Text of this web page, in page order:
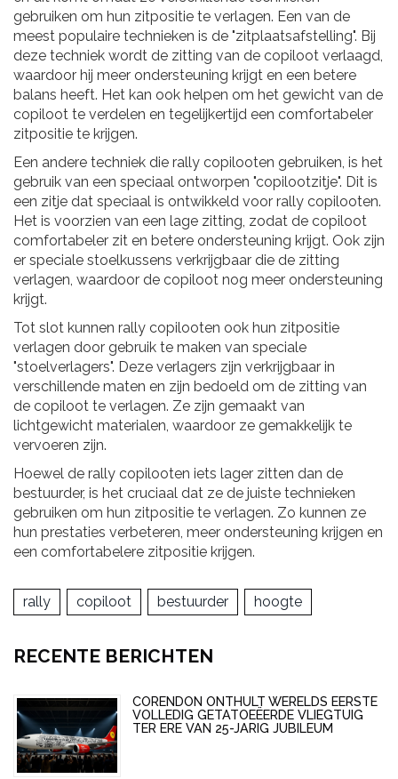
gebruiken om hun zitpositie te verlagen. Een van de
meest populaire technieken is de "zitplaatsafstelling". Bij
deze techniek wordt de zitting van de copiloot verlaagd,
waardoor hij meer ondersteuning krijgt en een betere
balans heeft. Het kan ook helpen om het gewicht van de
copiloot te verdelen en tegelijkertijd een comfortabeler
zitpositie te krijgen.
Een andere techniek die rally copilooten gebruiken, is het
gebruik van een speciaal ontworpen "copilootzitje". Dit is
een zitje dat speciaal is ontwikkeld voor rally copilooten.
Het is voorzien van een lage zitting, zodat de copiloot
comfortabeler zit en betere ondersteuning krijgt. Ook zijn
er speciale stoelkussens verkrijgbaar die de zitting
verlagen, waardoor de copiloot nog meer ondersteuning
krijgt.
Tot slot kunnen rally copilooten ook hun zitpositie
verlagen door gebruik te maken van speciale
"stoelverlagers". Deze verlagers zijn verkrijgbaar in
verschillende maten en zijn bedoeld om de zitting van
de copiloot te verlagen. Ze zijn gemaakt van
lichtgewicht materialen, waardoor ze gemakkelijk te
vervoeren zijn.
Hoewel de rally copilooten iets lager zitten dan de
bestuurder, is het cruciaal dat ze de juiste technieken
gebruiken om hun zitpositie te verlagen. Zo kunnen ze
hun prestaties verbeteren, meer ondersteuning krijgen en
een comfortabelere zitpositie krijgen.
rally copiloot bestuurder hoogte
RECENTE BERICHTEN
CORENDON ONTHULT WERELDS EERSTE
VOLLEDIG GETATOEËERDE VLIEGTUIG
TER ERE VAN 25-JARIG JUBILEUM